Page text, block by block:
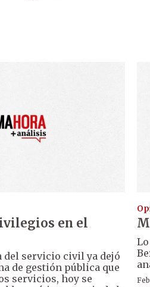
en el
del servicio civil ya dejó
de gestión pública que
servicios, hoy se